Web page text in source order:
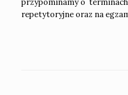
przypominamy o
repetytoryjne oraz na